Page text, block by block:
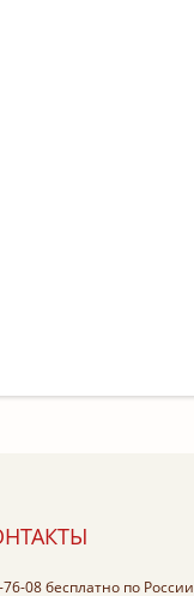
08бесплатно по России